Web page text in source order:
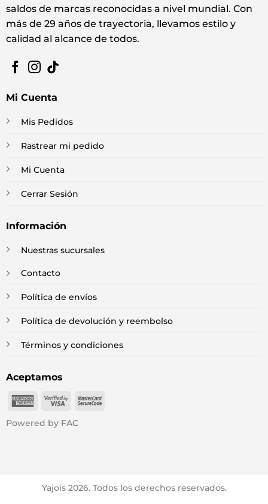
saldos de marcas reconocidas a nivel mundial. Con
más de 29 años de trayectoria, llevamos estilo y
calidad al alcance de todos.
Mi Cuenta
Mis Pedidos
Rastrear mi pedido
Mi Cuenta
Cerrar Sesión
Información
Nuestras sucursales
Contacto
Política de envíos
Política de devolución y reembolso
Términos y condiciones
Aceptamos
American
Visa
MasterCard
Powered by FAC
Yajois 2026. Todos los derechos reservados.